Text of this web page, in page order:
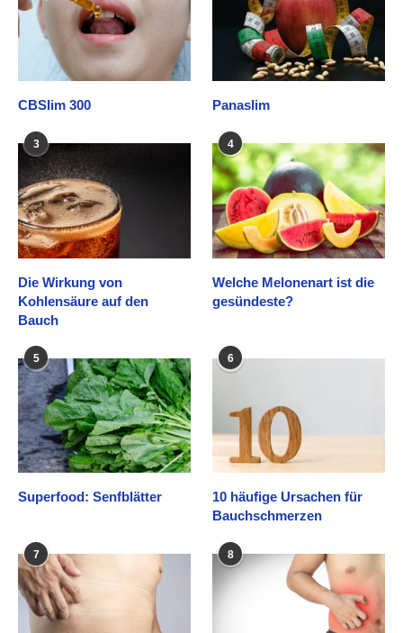
CBSlim 300 Panaslim
3
Die Wirkung von
Kohlensäure auf den
Bauch
4
Welche Melonenart ist die
gesündeste?
5
Superfood: Senfblätter
6
10 häufige Ursachen für
Bauchschmerzen
7 8